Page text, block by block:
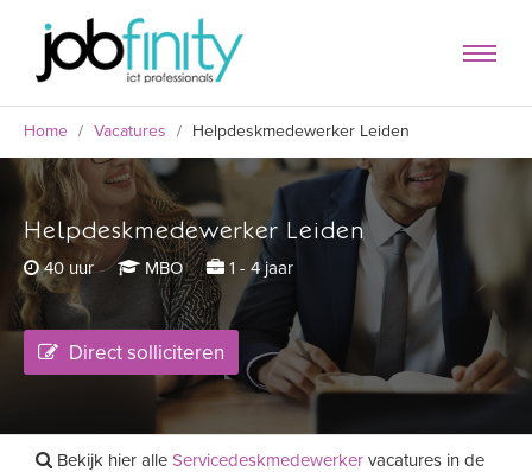
Home / Vacatures / Helpdeskmedewerker Leiden
formulier
Helpdeskmedewerker Leiden
40 uur MBO 1 - 4 jaar
Direct solliciteren
Bekijk hier alle Servicedeskmedewerker vacatures in de